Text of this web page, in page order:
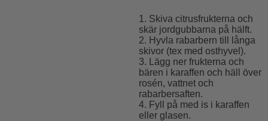
1. Skiva citrusfrukterna och
skär jordgubbarna på hälft.
2. Hyvla rabarbern till långa
skivor (tex med osthyvel).
3. Lägg ner frukterna och
bären i karaffen och häll över
rosén, vattnet och
rabarbersaften.
4. Fyll på med is i karaffen
eller glasen.